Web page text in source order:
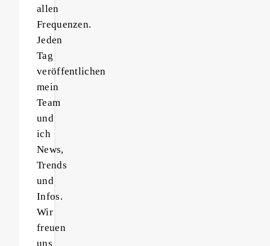
allen
Frequenzen.
Jeden
Tag
veröffentlichen
mein
Team
und
ich
News,
Trends
und
Infos.
Wir
freuen
uns